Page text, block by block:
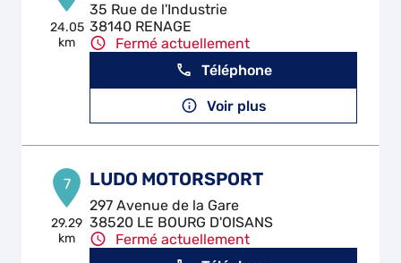
24.05
km
35 Rue de l'Industrie
38140 RENAGE
Fermé actuellement
Téléphone
Voir plus
7
29.29
km
LUDO MOTORSPORT
297 Avenue de la Gare
38520 LE BOURG D'OISANS
Fermé actuellement